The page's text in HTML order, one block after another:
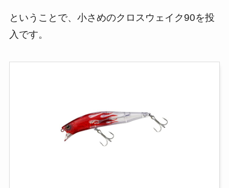
ということで、小さめのクロスウェイク90を投
入です。